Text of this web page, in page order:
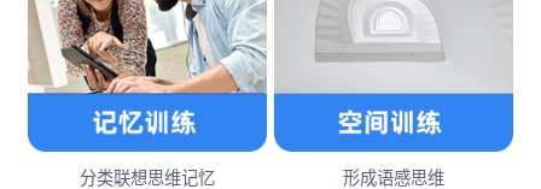
分类联想思维记忆
形成语感思维